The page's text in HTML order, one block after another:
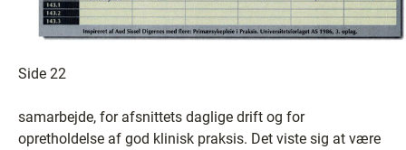
Side 22
samarbejde, for afsnittets daglige drift og for
opretholdelse af god klinisk praksis. Det viste sig at være